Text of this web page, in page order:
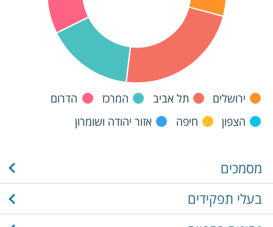
ירושלים תל אביב המרכז
הדרום
הצפון
חיפה אזור יהודה ושומרון
מסמכים
בעלי תפקידים